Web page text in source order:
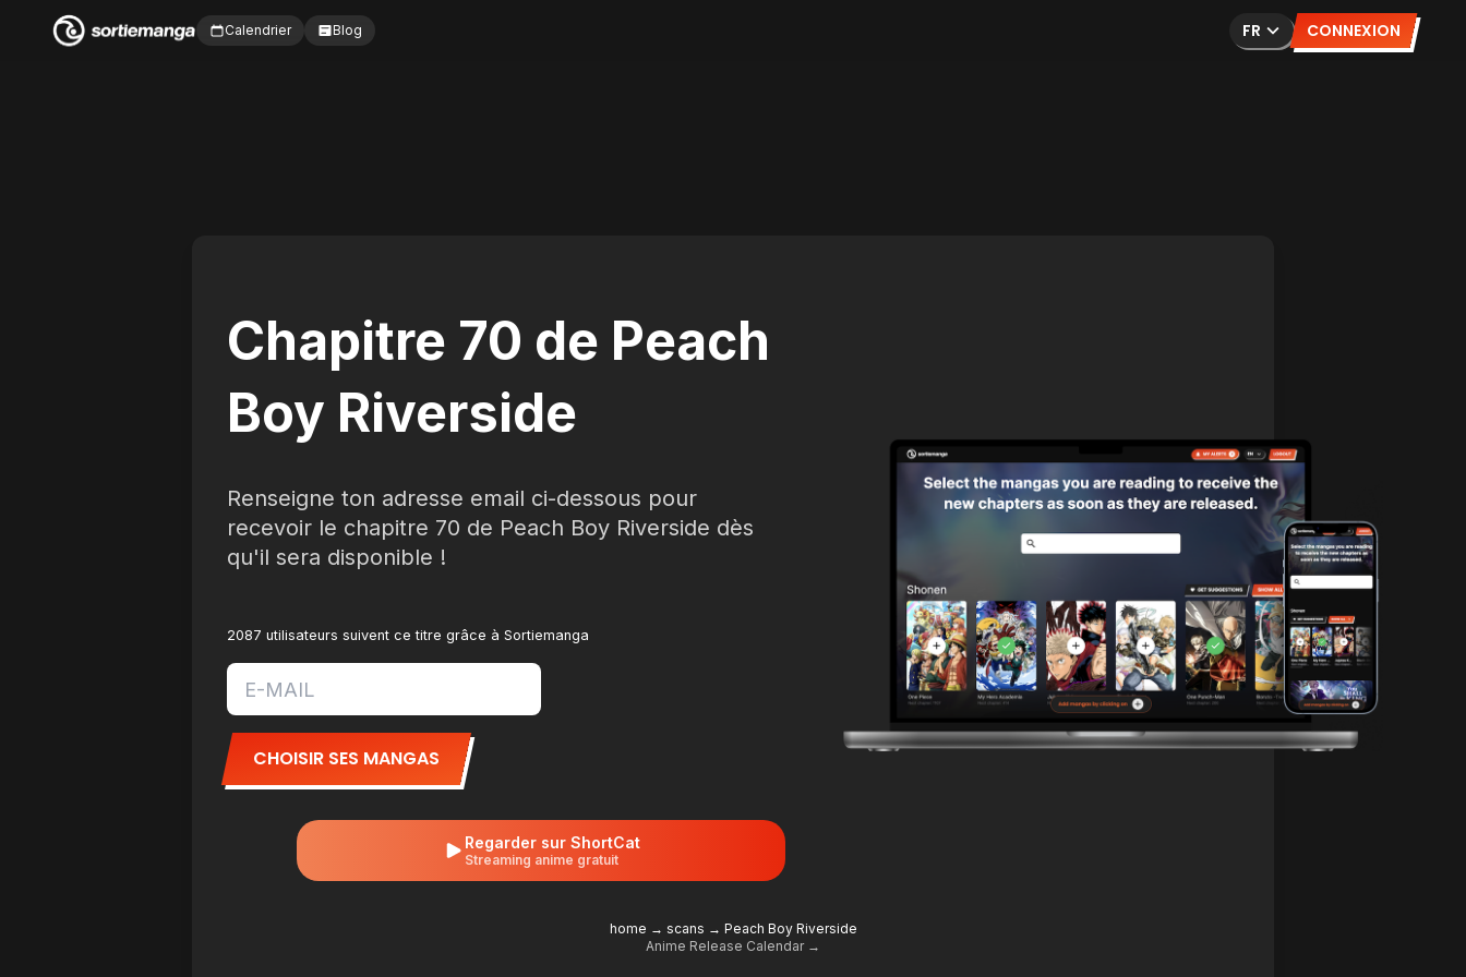
Calendrier Blog FR CONNEXION
Chapitre 70 de Peach
Boy Riverside
Renseigne ton adresse email ci-dessous pour
recevoir le chapitre 70 de Peach Boy Riverside dès
qu'il sera disponible !
2087 utilisateurs suivent ce titre grâce à Sortiemanga
CHOISIR SES MANGAS
Regarder sur ShortCat
Streaming anime gratuit
home → scans → Peach Boy Riverside
Anime Release Calendar →